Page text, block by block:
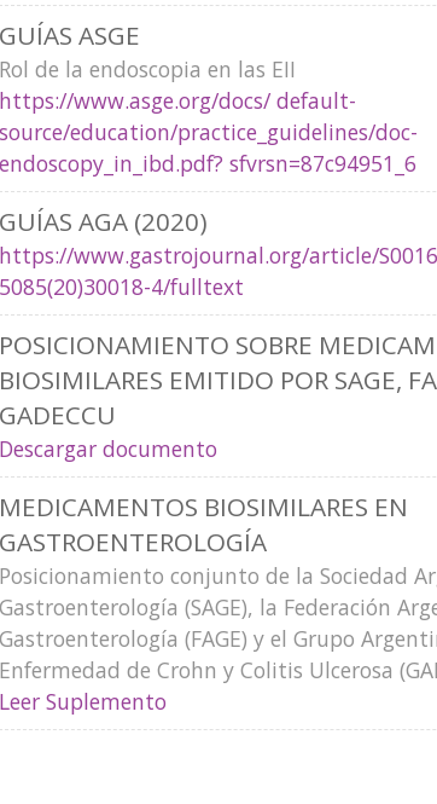
GUÍAS ASGE
Rol de la endoscopia en las EII
https://www.asge.org/docs/ default-
source/education/practice_guidelines/doc-
endoscopy_in_ibd.pdf? sfvrsn=87c94951_6
GUÍAS AGA (2020)
https://www.gastrojournal.org/article/
5085(20)30018-4/fulltext
POSICIONAMIENTO SOBRE
BIOSIMILARES EMITIDO POR SAGE,
GADECCU
Descargar documento
MEDICAMENTOS BIOSIMILARES EN
GASTROENTEROLOGÍA
Posicionamiento conjunto de la Sociedad
Gastroenterología (SAGE), la Federación
Gastroenterología (FAGE) y el Grupo
Enfermedad de Crohn y Colitis Ulcerosa
Leer Suplemento